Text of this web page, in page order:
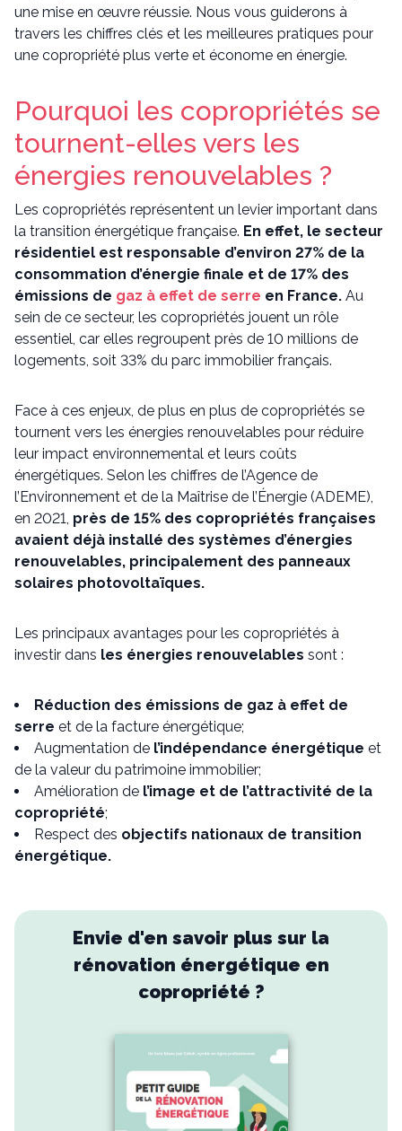
une mise en œuvre réussie. Nous vous guiderons à
travers les chiffres clés et les meilleures pratiques pour
une copropriété plus verte et économe en énergie.
Pourquoi les copropriétés se
tournent-elles vers les
énergies renouvelables ?
Les copropriétés représentent un levier important dans
la transition énergétique française. En effet, le secteur
résidentiel est responsable d’environ 27% de la
consommation d’énergie finale et de 17% des
émissions de gaz à effet de serre en France. Au
sein de ce secteur, les copropriétés jouent un rôle
essentiel, car elles regroupent près de 10 millions de
logements, soit 33% du parc immobilier français.
Face à ces enjeux, de plus en plus de copropriétés se
tournent vers les énergies renouvelables pour réduire
leur impact environnemental et leurs coûts
énergétiques. Selon les chiffres de l’Agence de
l’Environnement et de la Maîtrise de l’Énergie (ADEME),
en 2021, près de 15% des copropriétés françaises
avaient déjà installé des systèmes d’énergies
renouvelables, principalement des panneaux
solaires photovoltaïques.
Les principaux avantages pour les copropriétés à
investir dans les énergies renouvelables sont :
Réduction des émissions de gaz à effet de
serre et de la facture énergétique;
Augmentation de l’indépendance énergétique et
de la valeur du patrimoine immobilier;
Amélioration de l’image et de l’attractivité de la
copropriété;
Respect des objectifs nationaux de transition
énergétique.
Envie d'en savoir plus sur la
rénovation énergétique en
copropriété ?